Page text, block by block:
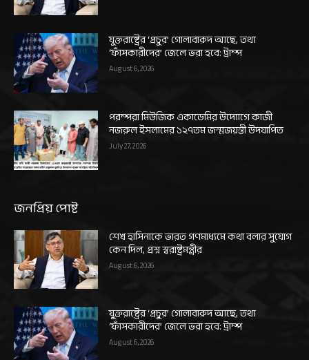
যুক্তরাষ্ট্রের ‘প্রচুর’ গোলাবারুদ আছে, তথ্য
‘ফাঁসকারীদের’ জেলে ভরা হবে: ট্রাম্প
August 6, 2026
পরম্পরা মিউজিক একাডেমির উদ্যোগে কাজী
নজরুল ইসলামের ১২৭তম জন্মজয়ন্তী উদযাপিত
July 27, 2026
জনপ্রিয় পোষ্ট
শেখ হাসিনাকে ভারত গণমাধ্যমে কথা বলার সুযোগ
কেন দিল, প্রশ্ন স্বরাষ্ট্রমন্ত্রীর
August 6, 2026
যুক্তরাষ্ট্রের ‘প্রচুর’ গোলাবারুদ আছে, তথ্য
‘ফাঁসকারীদের’ জেলে ভরা হবে: ট্রাম্প
August 6, 2026